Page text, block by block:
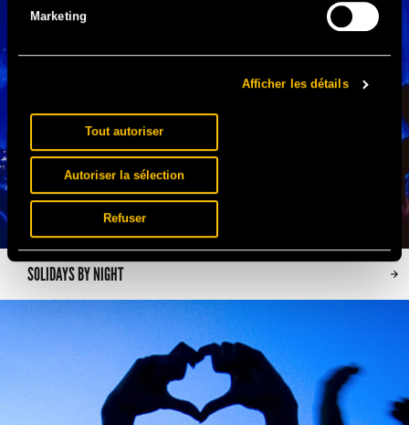
Marketing
Afficher les détails
Tout autoriser
Autoriser la sélection
Refuser
SOLIDAYS BY NIGHT